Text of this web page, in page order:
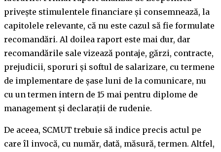
privește stimulentele financiare și consemnează, la
capitolele relevante, că nu este cazul să fie formulate
recomandări. Al doilea raport este mai dur, dar
recomandările sale vizează pontaje, gărzi, contracte,
prejudicii, sporuri și softul de salarizare, cu termene
de implementare de șase luni de la comunicare, nu
cu un termen intern de 15 mai pentru diplome de
management și declarații de rudenie.
De aceea, SCMUT trebuie să indice precis actul pe
care îl invocă, cu număr, dată, măsură, termen. Altfel,